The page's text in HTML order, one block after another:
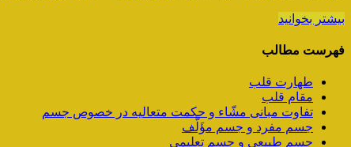
بیشتر بخوانید
فهرست مطالب
طهارت قلب
مقام قلب
تفاوت مبانی مشّاء و حکمت متعالیه در خصوص جسم
جسم مفرد و جسم مؤَلَّف
جسم طبیعی و جسم تعلیمی